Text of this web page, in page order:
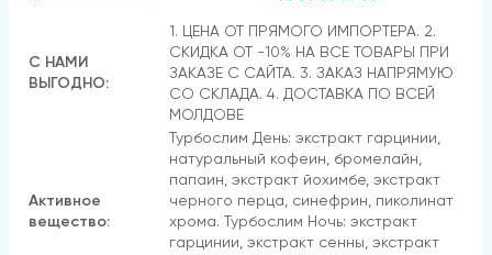
С НАМИ
ВЫГОДНО:
1. ЦЕНА ОТ ПРЯМОГО ИМПОРТЕРА. 2.
СКИДКА ОТ -10% НА ВСЕ ТОВАРЫ ПРИ
ЗАКАЗЕ С САЙТА. 3. ЗАКАЗ НАПРЯМУЮ
СО СКЛАДА. 4. ДОСТАВКА ПО ВСЕЙ
МОЛДОВЕ
Активное
вещество:
Турбослим День: экстракт гарцинии,
натуральный кофеин, бромелайн,
папаин, экстракт йохимбе, экстракт
черного перца, синефрин, пиколинат
хрома. Турбослим Ночь: экстракт
гарцинии, экстракт сенны, экстракт